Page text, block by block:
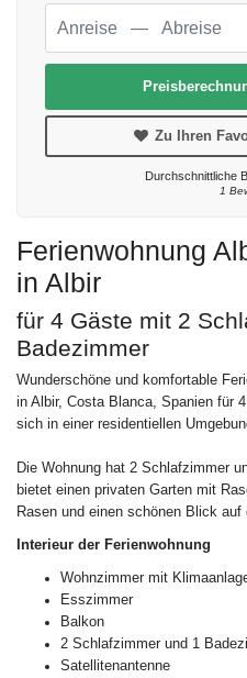
Ferienwohnung
in Albir
für 4 Gäste mit 2
Badezimmer
Wunderschöne und komfortable
in Albir, Costa Blanca, Spanien für
sich in einer residentiellen
Die Wohnung hat 2 Schlafzimmer
bietet einen privaten Garten mit
Rasen und einen schönen Blick auf
Interieur der Ferienwohnung
Wohnzimmer mit
Esszimmer
Balkon
2 Schlafzimmer und 1
Satellitenantenne
Zu Ihren
Durchschnittliche
1